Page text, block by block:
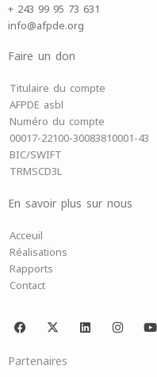
+ 243 99 95 73 631
info@afpde.org
Faire un don
Titulaire du compte
AFPDE asbl
Numéro du compte
00017-22100-30083810001-43
BIC/SWIFT
TRMSCD3L
En savoir plus sur nous
Acceuil
Réalisations
Rapports
Contact
a
b
-
i
i
n
o
Partenaires